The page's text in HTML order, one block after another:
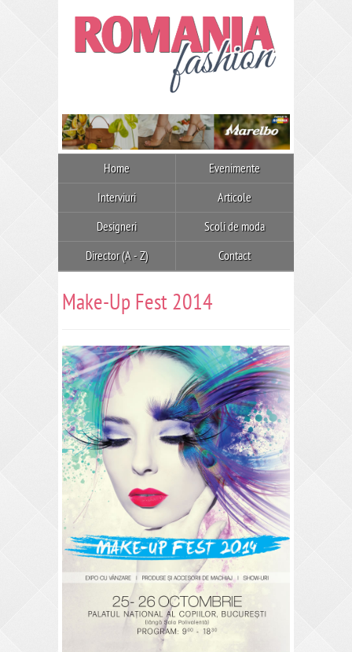
Home Evenimente
Interviuri Articole
Designeri Scoli de moda
Director (A - Z) Contact
Make-Up Fest 2014